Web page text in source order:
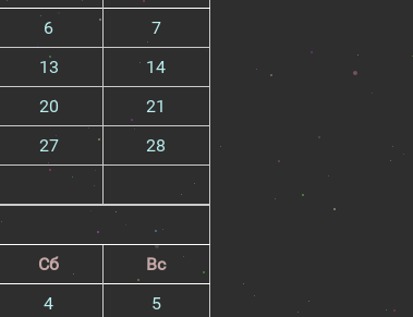
6
7
13
14
20
21
27
28
Сб
Вс
4
5